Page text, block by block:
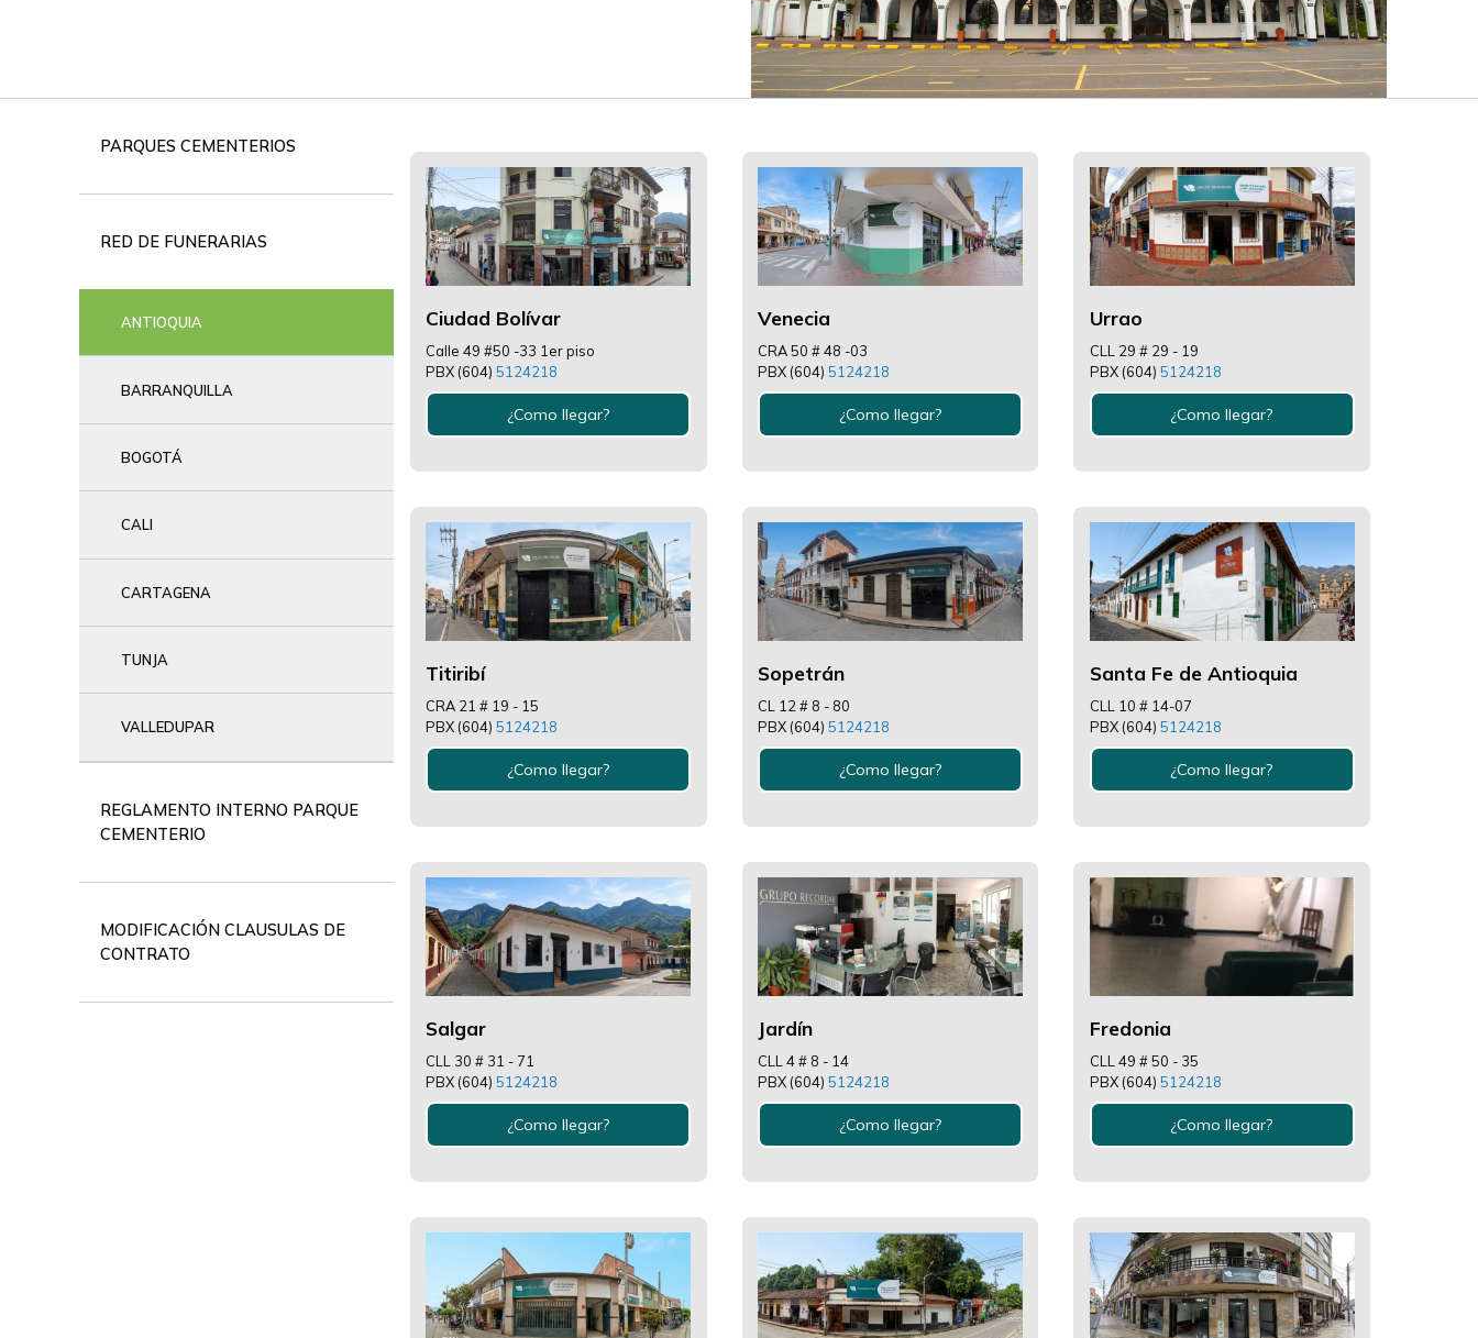
Ciudad Bolívar
Calle 49 #50 -33 1er piso
PBX (604)5124218
¿Como llegar?
Venecia
CRA 50 # 48 -03
PBX (604)5124218
¿Como llegar?
Urrao
CLL 29 # 29 - 19
PBX (604) 5124218
¿Como llegar?
Titiribí
CRA 21 # 19 - 15
PBX (604)5124218
¿Como llegar?
Sopetrán
CL 12 # 8 - 80
PBX (604)5124218
¿Como llegar?
Santa Fe de Antioquia
CLL 10 # 14-07
PBX (604) 5124218
¿Como llegar?
Salgar
CLL 30 # 31 - 71
PBX (604)5124218
¿Como llegar?
Jardín
CLL 4 # 8 - 14
PBX (604)5124218
¿Como llegar?
Fredonia
CLL 49 # 50 - 35
PBX (604) 5124218
¿Como llegar?
Red
de
funerarias
PARQUES CEMENTERIOS
RED DE FUNERARIAS
ANTIOQUIA
BARRANQUILLA
BOGOTÁ
CALI
CARTAGENA
TUNJA
VALLEDUPAR
REGLAMENTO INTERNO PARQUE
CEMENTERIO
MODIFICACIÓN CLAUSULAS DE
CONTRATO